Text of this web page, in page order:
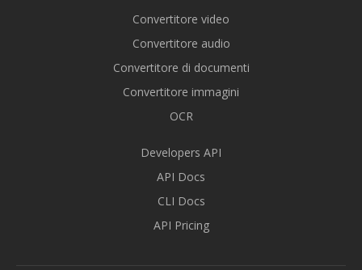
Convertitore video
Convertitore audio
Convertitore di documenti
Convertitore immagini
OCR
Developers API
API Docs
CLI Docs
API Pricing